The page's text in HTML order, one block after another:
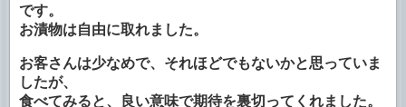
です。
お漬物は自由に取れました。
お客さんは少なめで、それほどでもないかと思っていま
したが、
食べてみると、良い意味で期待を裏切ってくれました。